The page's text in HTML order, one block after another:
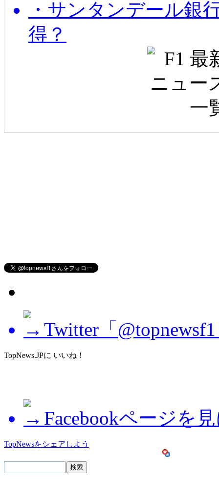
・サンタンデール銀
得？
Twitter「
TopNews.JPに いいね！
Facebookページを
TopNewsをシェアしよう